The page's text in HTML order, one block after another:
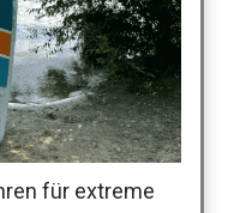
für extreme